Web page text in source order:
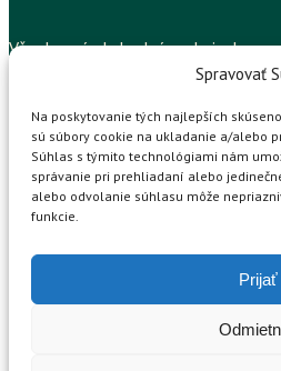
Spravovať
Na poskytovanie tých najlepších
sú súbory cookie na ukladanie a/alebo
Súhlas s týmito technológiami nám
správanie pri prehliadaní alebo
alebo odvolanie súhlasu môže
funkcie.
Prijať
Všeobecné obchodné podmienky
Formulár na odstúpenie od zmluvy
Reklamačný formulár
info@vianocnapredajna.sk
Copyright © 2024